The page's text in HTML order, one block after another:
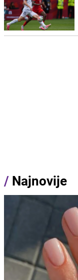
/ Najnovije